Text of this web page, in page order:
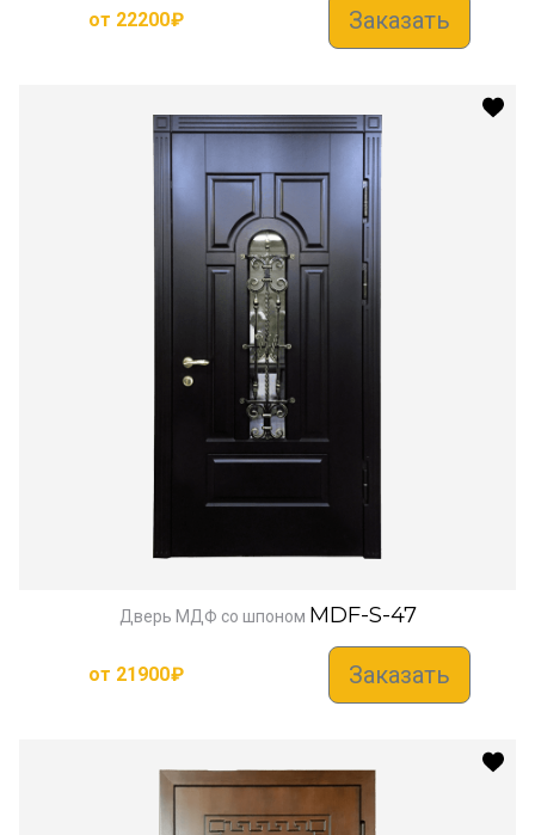
от 22200₽ Заказать
Дверь МДФ со шпоном MDF-S-47
от 21900₽ Заказать